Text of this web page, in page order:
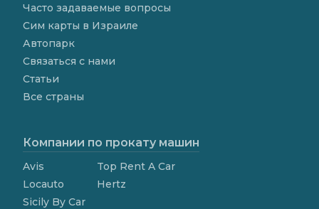
Часто задаваемые вопросы
Сим карты в Израиле
Автопарк
Связаться с нами
Статьи
Все страны
Компании по прокату машин
Avis
Locauto
Sicily By Car
Top Rent A Car
Hertz